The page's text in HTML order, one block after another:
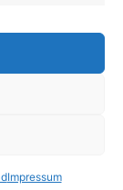
Impressum